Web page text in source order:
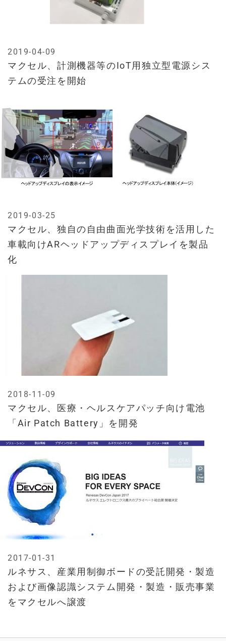
マクセル、計測機器等のIoT用独立型電源シス
テムの受注を開始
2019-04-09
マクセル、独自の自由曲面光学技術を活用した
車載向けARヘッドアップディスプレイを製品
化
2019-03-25
マクセル、医療・ヘルスケアパッチ向け電池
「Air Patch Battery」を開発
2018-11-09
ルネサス、産業用制御ボードの受託開発・製造
および画像認識システム開発・製造・販売事業
をマクセルへ譲渡
2017-01-31